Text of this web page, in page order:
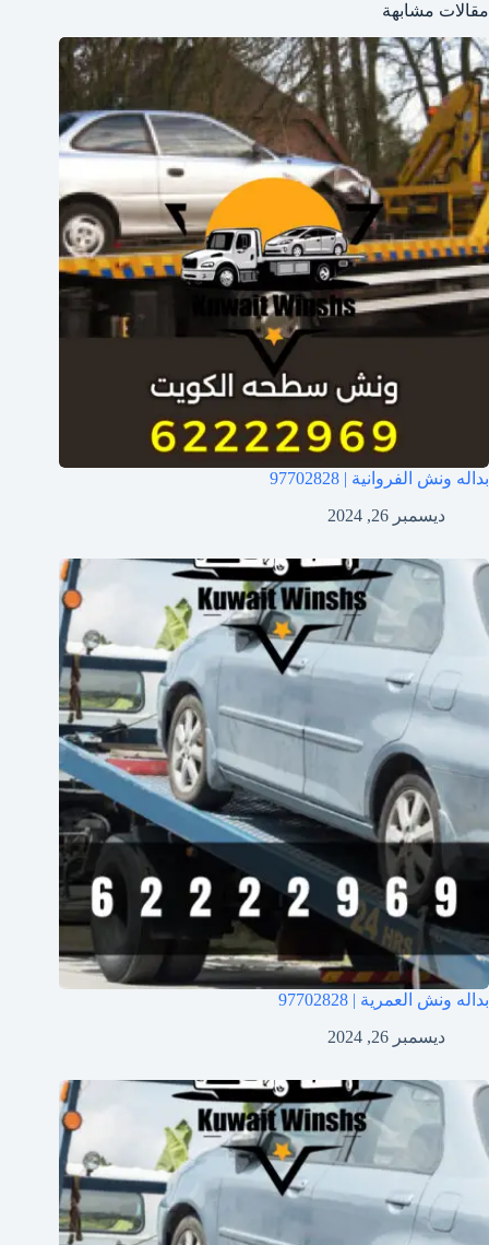
مقالات مشابهة
بداله ونش الفروانية | 97702828
ديسمبر 26, 2024
بداله ونش العمرية | 97702828
ديسمبر 26, 2024